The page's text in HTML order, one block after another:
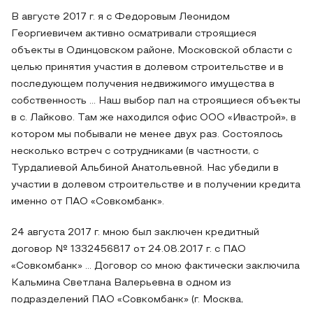
В августе 2017 г. я с Федоровым Леонидом
Георгиевичем активно осматривали строящиеся
объекты в Одинцовском районе, Московской области с
целью принятия участия в долевом строительстве и в
последующем получения недвижимого имущества в
собственность ... Наш выбор пал на строящиеся объекты
в с. Лайково. Там же находился офис ООО «Ивастрой», в
котором мы побывали не менее двух раз. Состоялось
несколько встреч с сотрудниками (в частности, с
Турдалиевой Альбиной Анатольевной. Нас убедили в
участии в долевом строительстве и в получении кредита
именно от ПАО «Совкомбанк».
24 августа 2017 г. мною был заключен кредитный
договор № 1332456817 от 24.08.2017 г. с ПАО
«Совкомбанк» ... Договор со мною фактически заключила
Кальмина Светлана Валерьевна в одном из
подразделений ПАО «Совкомбанк» (г. Москва,